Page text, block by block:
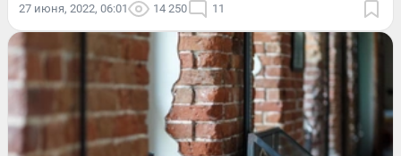
27 июня, 2022, 06:01 14 250 11